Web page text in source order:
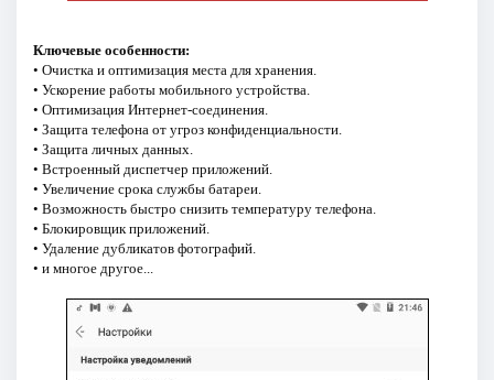
Ключевые особенности:
• Очистка и оптимизация места для хранения.
• Ускорение работы мобильного устройства.
• Оптимизация Интернет-соединения.
• Защита телефона от угроз конфиденциальности.
• Защита личных данных.
• Встроенный диспетчер приложений.
• Увеличение срока службы батареи.
• Возможность быстро снизить температуру телефона.
• Блокировщик приложений.
• Удаление дубликатов фотографий.
• и многое другое...